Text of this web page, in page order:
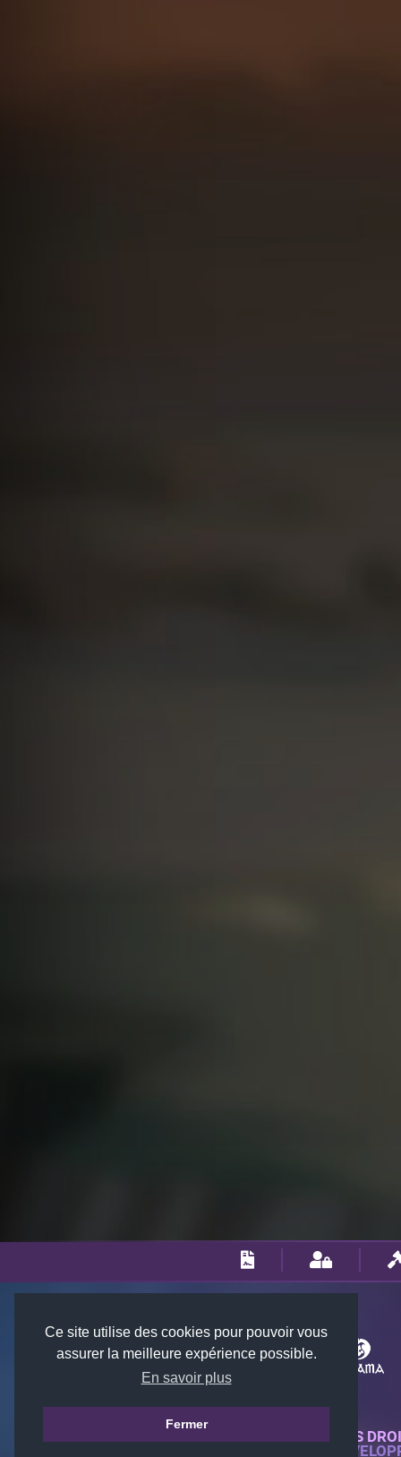
Ce site utilise des cookies pour pouvoir vous
assurer la meilleure expérience possible.
En savoir plus
Fermer
© 2018-2026 KTARENA. TOUS
SITE WEB ENTIÈREMENT